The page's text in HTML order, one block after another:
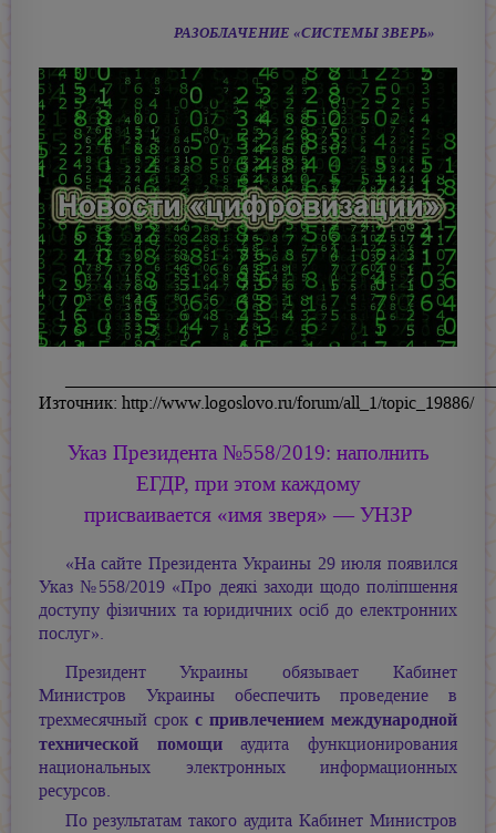
РАЗОБЛАЧЕНИЕ «СИСТЕМЫ ЗВЕРЬ»
Източник: http://www.logoslovo.ru/forum/all_1/topic_19886/
Указ Президента №558/2019: наполнить
ЕГДР, при этом каждому
присваивается «имя зверя» — УНЗР
«На сайте Президента Украины 29 июля появился
Указ №558/2019 «Про деякі заходи щодо поліпшення
доступу фізичних та юридичних осіб до електронних
послуг».
Президент Украины обязывает Кабинет
Министров Украины обеспечить проведение в
трехмесячный срок с привлечением международной
технической помощиаудита функционирования
национальных электронных информационных
ресурсов.
По результатам такого аудита Кабинет Министров